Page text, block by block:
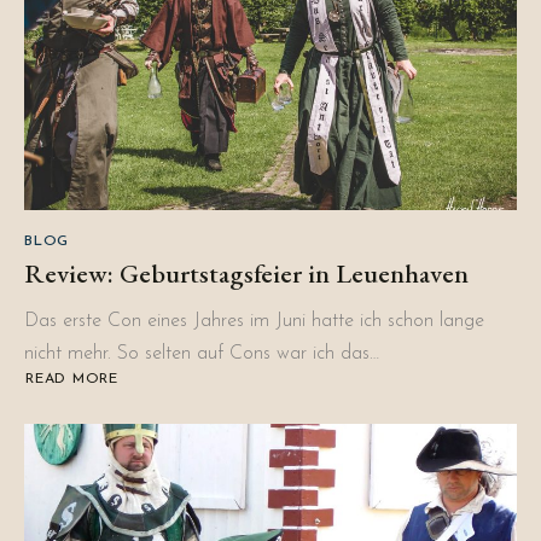
BLOG
Review: Geburtstagsfeier in Leuenhaven
Das erste Con eines Jahres im Juni hatte ich schon lange
nicht mehr. So selten auf Cons war ich das…
READ MORE
ABOUT
IN
LEUENHAVEN